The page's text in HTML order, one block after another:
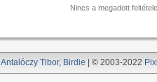
Nincs a megadott
Antalóczy Tibor, Birdie | © 2003-2022